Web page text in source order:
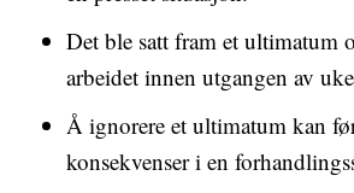
Det ble satt fram et ultimatum
arbeidet innen utgangen av
Å ignorere et ultimatum kan
konsekvenser i en